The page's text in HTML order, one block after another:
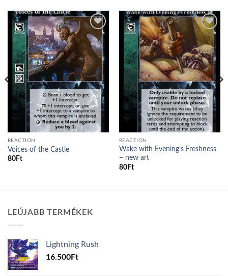
Add to
wishlist
REACTION
Voices of the Castle
80Ft
Add to
wishlist
REACTION
Wake with Evening’s Freshness
– new art
80Ft
LEÚJABB TERMÉKEK
Lightning Rush
16.500Ft